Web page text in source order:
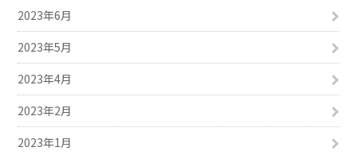
2023年6月
2023年5月
2023年4月
2023年2月
2023年1月